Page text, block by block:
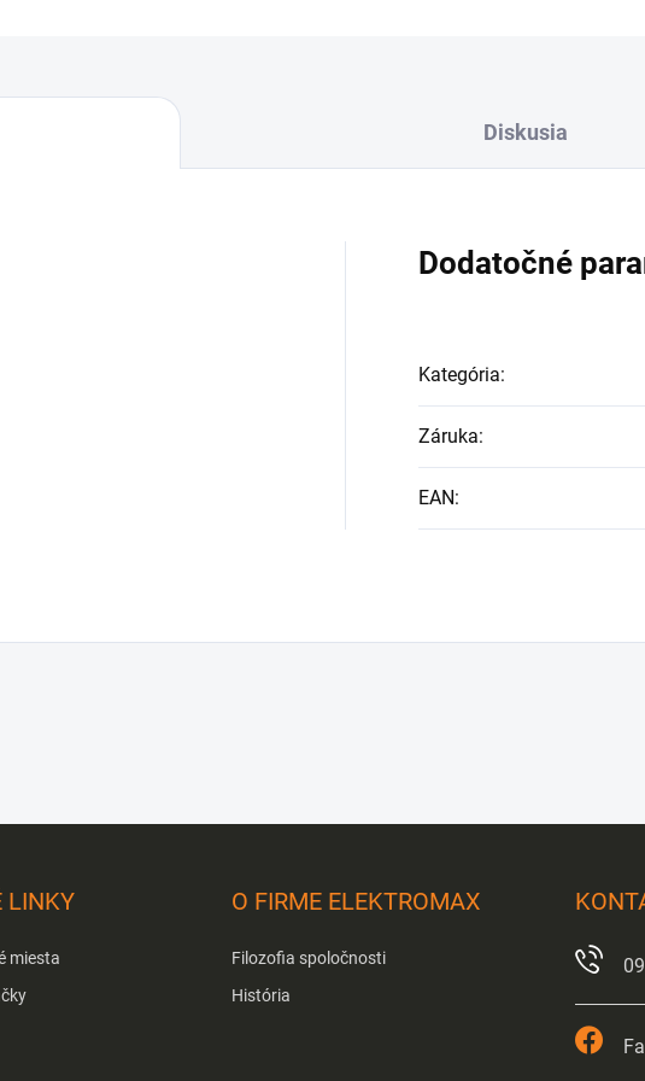
Diskusia
Dodatočné
Kategória:
Záruka:
EAN:
LINKY
miesta
O FIRME ELEKTROMAX
Filozofia spoločnosti
História